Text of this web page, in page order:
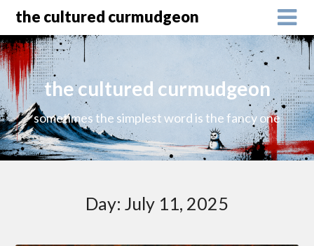
the cultured curmudgeon
the cultured curmudgeon
sometimes the simplest word is the fancy one
Day: July 11, 2025